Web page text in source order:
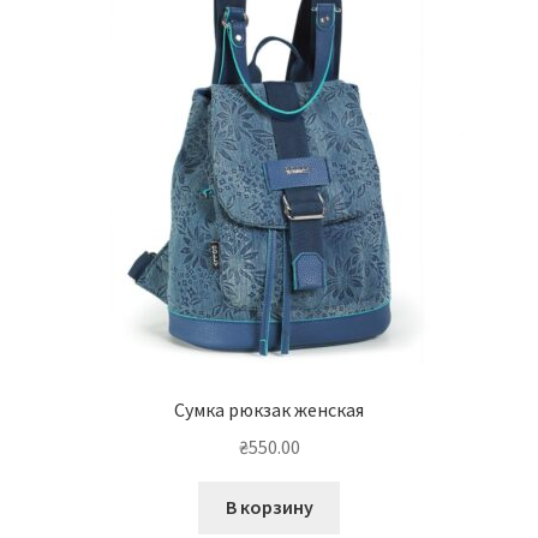
Сумка рюкзак женская
₴550.00
В корзину